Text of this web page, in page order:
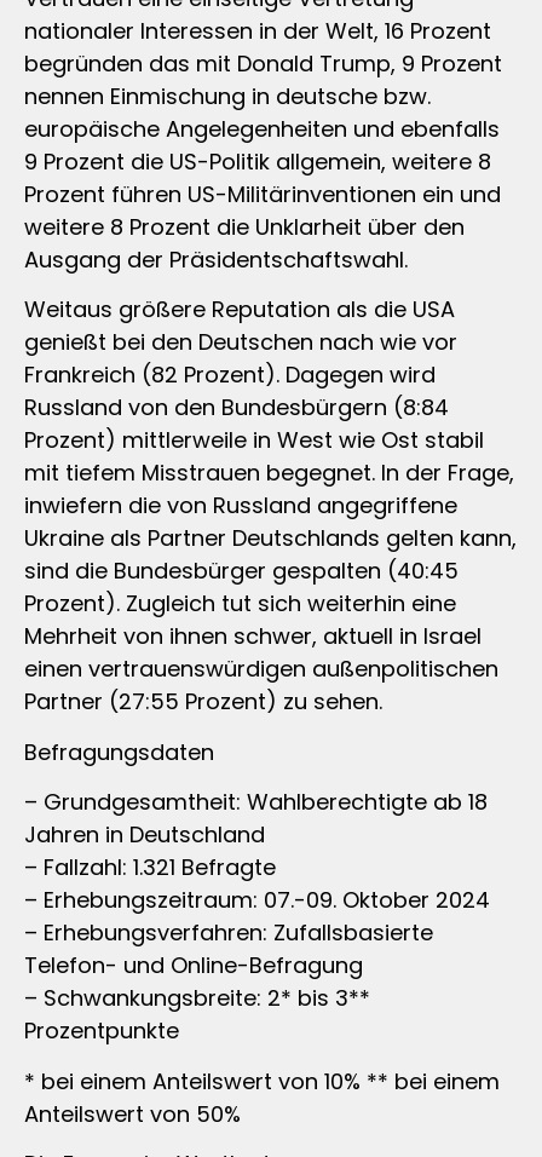
nationaler Interessen in der Welt, 16 Prozent
begründen das mit Donald Trump, 9 Prozent
nennen Einmischung in deutsche bzw.
europäische Angelegenheiten und ebenfalls
9 Prozent die US-Politik allgemein, weitere 8
Prozent führen US-Militärinventionen ein und
weitere 8 Prozent die Unklarheit über den
Ausgang der Präsidentschaftswahl.
Weitaus größere Reputation als die USA
genießt bei den Deutschen nach wie vor
Frankreich (82 Prozent). Dagegen wird
Russland von den Bundesbürgern (8:84
Prozent) mittlerweile in West wie Ost stabil
mit tiefem Misstrauen begegnet. In der Frage,
inwiefern die von Russland angegriffene
Ukraine als Partner Deutschlands gelten kann,
sind die Bundesbürger gespalten (40:45
Prozent). Zugleich tut sich weiterhin eine
Mehrheit von ihnen schwer, aktuell in Israel
einen vertrauenswürdigen außenpolitischen
Partner (27:55 Prozent) zu sehen.
Befragungsdaten
– Grundgesamtheit: Wahlberechtigte ab 18
Jahren in Deutschland
– Fallzahl: 1.321 Befragte
– Erhebungszeitraum: 07.-09. Oktober 2024
– Erhebungsverfahren: Zufallsbasierte
Telefon- und Online-Befragung
– Schwankungsbreite: 2* bis 3**
Prozentpunkte
* bei einem Anteilswert von 10% ** bei einem
Anteilswert von 50%